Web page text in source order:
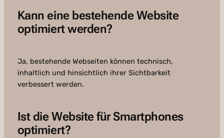
Kann eine bestehende Website
optimiert werden?
Ja, bestehende Webseiten können technisch,
inhaltlich und hinsichtlich ihrer Sichtbarkeit
verbessert werden.
Ist die Website für Smartphones
optimiert?